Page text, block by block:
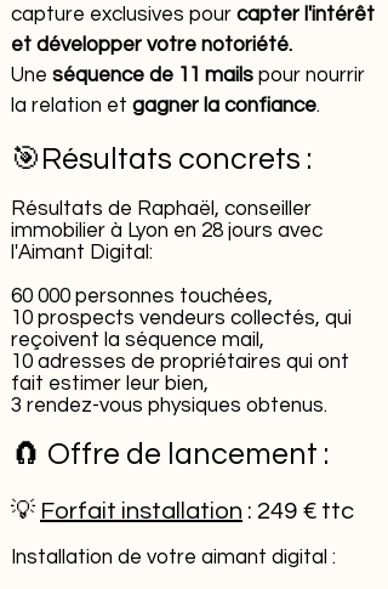
capture exclusives pour capter l'intérêt
et développer votre notoriété.
Une séquence de 11 mails pour nourrir
la relation et gagner la confiance.
🎯Résultats concrets :
Résultats de Raphaël, conseiller
immobilier à Lyon en 28 jours avec
l'Aimant Digital:
60 000 personnes touchées,
10 prospects vendeurs collectés, qui
reçoivent la séquence mail,
10 adresses de propriétaires qui ont
fait estimer leur bien,
3 rendez-vous physiques obtenus.
🧲 Offre de lancement :
💡 Forfait installation : 249 € ttc
Installation de votre aimant digital :